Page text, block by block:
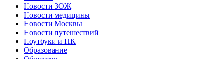
Новости ЗОЖ
Новости медицины
Новости Москвы
Новости путешествий
Ноутбуки и ПК
Образование